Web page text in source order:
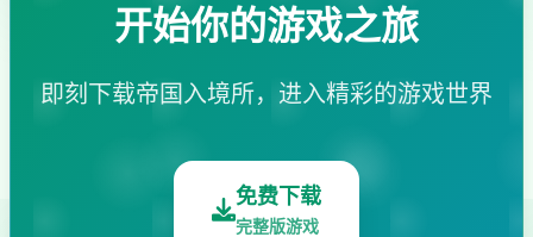
开始你的游戏之旅
即刻下载帝国入境所，进入精彩的游戏世界
免费下载
完整版游戏